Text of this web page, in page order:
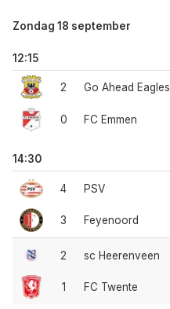
Zondag 18 september
12:15
2
0
Go Ahead Eagles
FC Emmen
14:30
4
3
PSV
Feyenoord
2
1
sc Heerenveen
FC Twente